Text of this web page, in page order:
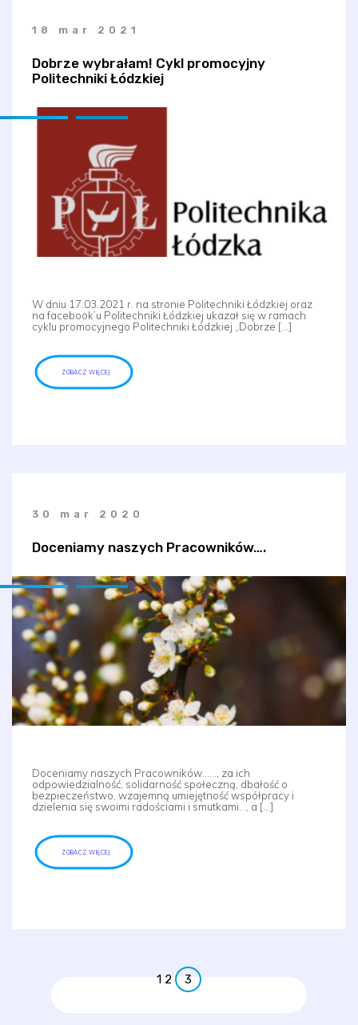
18 mar 2021
Dobrze wybrałam! Cykl promocyjny
Politechniki Łódzkiej
W dniu 17.03.2021 r. na stronie Politechniki Łódzkiej oraz
na facebook’u Politechniki Łódzkiej ukazał się w ramach
cyklu promocyjnego Politechniki Łódzkiej „Dobrze […]
ZOBACZ WIĘCEJ
30 mar 2020
Doceniamy naszych Pracowników….
Doceniamy naszych Pracowników……, za ich
odpowiedzialność, solidarność społeczną, dbałość o
bezpieczeństwo, wzajemną umiejętność współpracy i
dzielenia się swoimi radościami i smutkami…, a […]
ZOBACZ WIĘCEJ
1 2 3